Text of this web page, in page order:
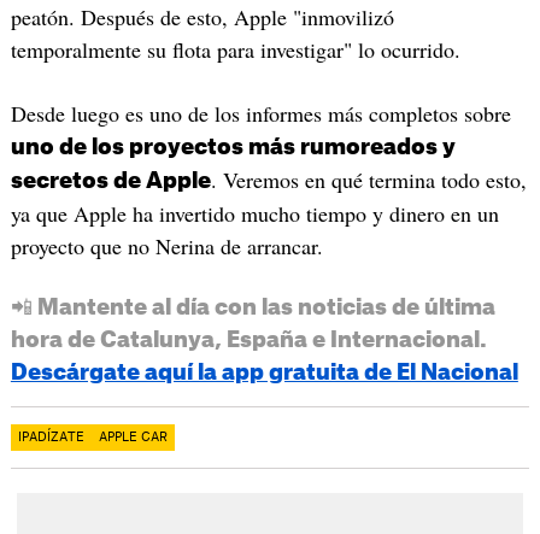
peatón. Después de esto, Apple "inmovilizó
temporalmente su flota para investigar" lo ocurrido.
Desde luego es uno de los informes más completos sobre
uno de los proyectos más rumoreados y
secretos de Apple. Veremos en qué termina todo esto,
ya que Apple ha invertido mucho tiempo y dinero en un
proyecto que no Nerina de arrancar.
📲 Mantente al día con las noticias de última
hora de Catalunya, España e Internacional.
Descárgate aquí la app gratuita de El Nacional
IPADÍZATE APPLE CAR